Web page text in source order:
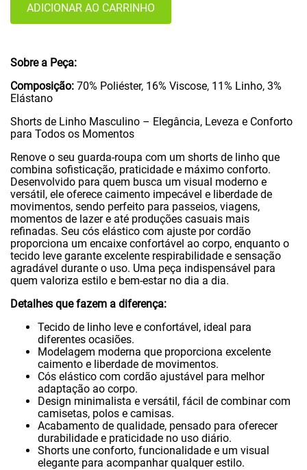
ADICIONAR AO CARRINHO
Sobre a Peça:
Composição: 70% Poliéster, 16% Viscose, 11% Linho, 3%
Elástano
Shorts de Linho Masculino – Elegância, Leveza e Conforto
para Todos os Momentos
Renove o seu guarda-roupa com um shorts de linho que
combina sofisticação, praticidade e máximo conforto.
Desenvolvido para quem busca um visual moderno e
versátil, ele oferece caimento impecável e liberdade de
movimentos, sendo perfeito para passeios, viagens,
momentos de lazer e até produções casuais mais
refinadas. Seu cós elástico com ajuste por cordão
proporciona um encaixe confortável ao corpo, enquanto o
tecido leve garante excelente respirabilidade e sensação
agradável durante o uso. Uma peça indispensável para
quem valoriza estilo e bem-estar no dia a dia.
Detalhes que fazem a diferença:
Tecido de linho leve e confortável, ideal para
diferentes ocasiões.
Modelagem moderna que proporciona excelente
caimento e liberdade de movimentos.
Cós elástico com cordão ajustável para melhor
adaptação ao corpo.
Design minimalista e versátil, fácil de combinar com
camisetas, polos e camisas.
Acabamento de qualidade, pensado para oferecer
durabilidade e praticidade no uso diário.
Shorts une conforto, funcionalidade e um visual
elegante para acompanhar qualquer estilo.